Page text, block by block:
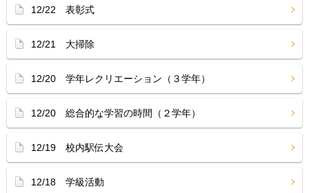
12/22 表彰式
12/21 大掃除
12/20 学年レクリエーション（３学年）
12/20 総合的な学習の時間（２学年）
12/19 校内駅伝大会
12/18 学級活動